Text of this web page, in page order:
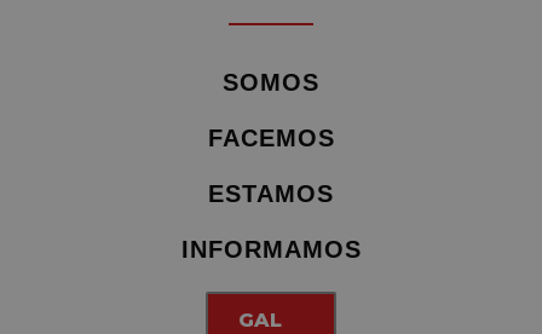
SOMOS
FACEMOS
ESTAMOS
INFORMAMOS
GAL